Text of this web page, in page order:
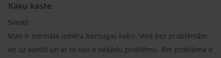
Kaķu kaste
Sveiki!
Man ir normāla izmēra bezsugas kaķis. Viņš bez problēmām
iet uz kastīti un ar to nav it nekādu problēmu. Bet problēma ir